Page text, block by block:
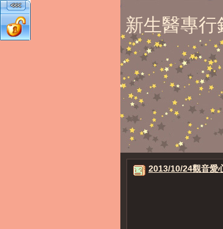
新生醫專
2013/10/24觀音愛